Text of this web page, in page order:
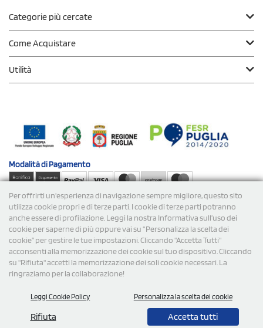
Per offrirti un'esperienza di navigazione sempre migliore, questo sito
utilizza cookie propri e di terze parti. I cookie di terze parti potranno
anche essere di profilazione. Leggi la nostra Informativa sull’uso dei
cookie per saperne di più oppure vai su “Personalizza la scelta dei
cookie” per gestire le tue impostazioni. Cliccando "Accetta Tutti"
acconsenti alla memorizzazione dei cookie sul tuo dispositivo. Cliccando
su "Rifiuta" accetti la memorizzazione dei soli cookie necessari. La
ringraziamo per la collaborazione!
Leggi Cookie Policy Personalizza la scelta dei cookie
Rifiuta Accetta tutti
0,00
Categorie più cercate
Come Acquistare
Utilità
Modalità diPagamento
Spedizioni
P.Iva/C.F. 09734470967 - N° Rea MI-2110632